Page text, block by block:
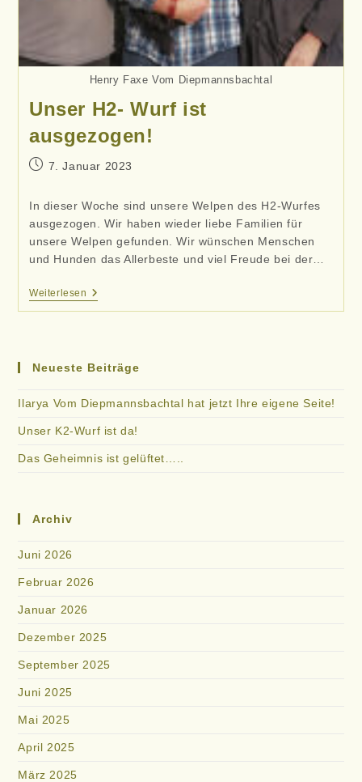
Henry Faxe Vom Diepmannsbachtal
Unser H2- Wurf ist
ausgezogen!
Beitrag7. Januar 2023
In dieser Woche sind unsere Welpen des H2-Wurfes
ausgezogen. Wir haben wieder liebe Familien für
unsere Welpen gefunden. Wir wünschen Menschen
und Hunden das Allerbeste und viel Freude bei der…
Weiterlesen Unser
Neueste Beiträge
Ilarya Vom Diepmannsbachtal hat jetzt Ihre eigene Seite!
Unser K2-Wurf ist da!
Das Geheimnis ist gelüftet…..
Archiv
Juni 2026
Februar 2026
Januar 2026
Dezember 2025
September 2025
Juni 2025
Mai 2025
April 2025
März 2025